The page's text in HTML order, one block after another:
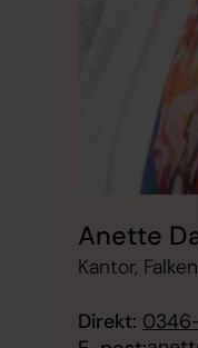
Anette
Kantor,
Direkt: